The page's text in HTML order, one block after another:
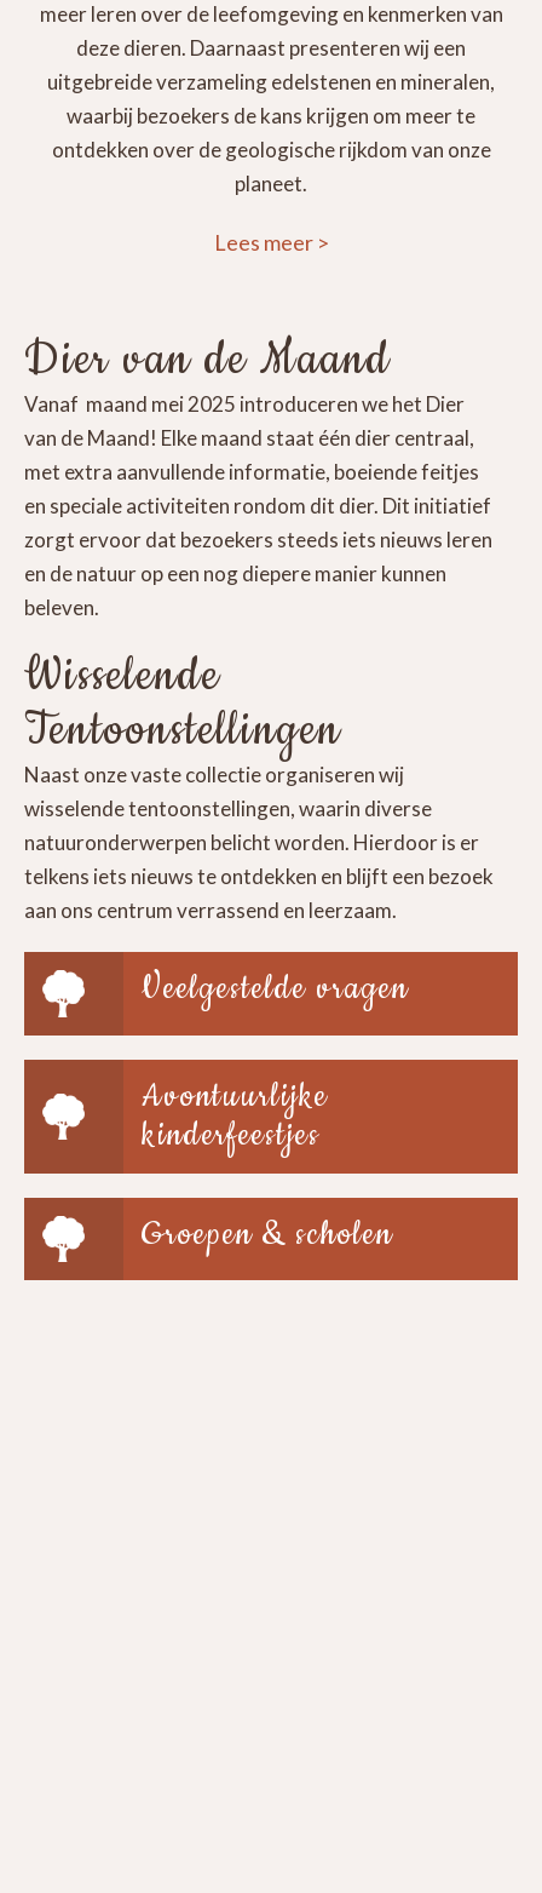
meer leren over de leefomgeving en kenmerken van
deze dieren. Daarnaast presenteren wij een
uitgebreide verzameling edelstenen en mineralen,
waarbij bezoekers de kans krijgen om meer te
ontdekken over de geologische rijkdom van onze
planeet.
Lees meer >
Dier van de Maand
Vanaf maand mei 2025 introduceren we het Dier
van de Maand! Elke maand staat één dier centraal,
met extra aanvullende informatie, boeiende feitjes
en speciale activiteiten rondom dit dier. Dit initiatief
zorgt ervoor dat bezoekers steeds iets nieuws leren
en de natuur op een nog diepere manier kunnen
beleven.
Wisselende
Tentoonstellingen
Naast onze vaste collectie organiseren wij
wisselende tentoonstellingen, waarin diverse
natuuronderwerpen belicht worden. Hierdoor is er
telkens iets nieuws te ontdekken en blijft een bezoek
aan ons centrum verrassend en leerzaam.
Veelgestelde vragen
Avontuurlijke
kinderfeestjes
Groepen & scholen